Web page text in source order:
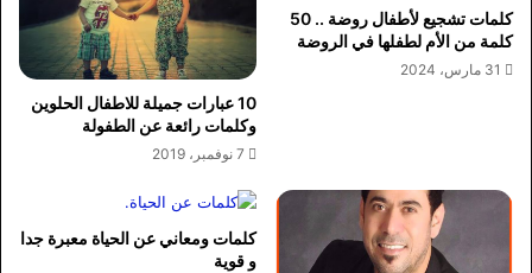
كلمات تشجيع لأطفال روضة .. 50
كلمة من الأم لطفلها في الروضة
31 مارس، 2024
10 عبارات جميلة للاطفال الحلوين
وكلمات رائعة عن الطفولة
7 نوفمبر، 2019
كلمات ومعاني عن الحياة معبرة جدا
و قوية